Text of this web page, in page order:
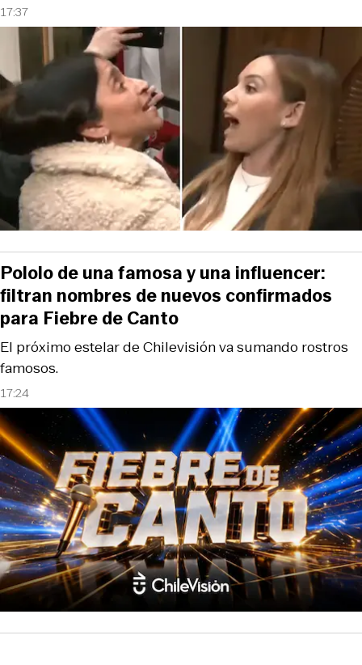
17:37
17:24
El próximo estelar de Chilevisión va sumando rostros
famosos.
Pololo de una famosa y una influencer:
filtran nombres de nuevos confirmados
para Fiebre de Canto